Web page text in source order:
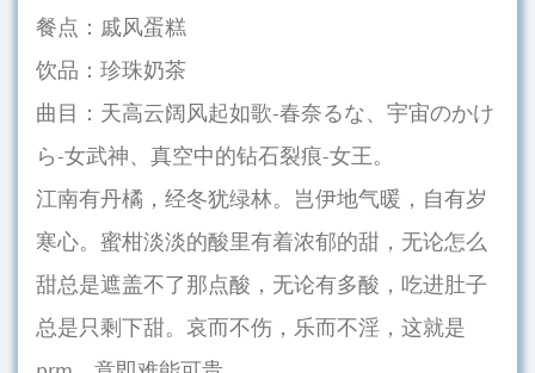
餐点：戚风蛋糕
饮品：珍珠奶茶
曲目：天高云阔风起如歌-春奈るな、宇宙のかけ
ら-女武神、真空中的钻石裂痕-女王。
江南有丹橘，经冬犹绿林。岂伊地气暖，自有岁
寒心。蜜柑淡淡的酸里有着浓郁的甜，无论怎么
甜总是遮盖不了那点酸，无论有多酸，吃进肚子
总是只剩下甜。哀而不伤，乐而不淫，这就是